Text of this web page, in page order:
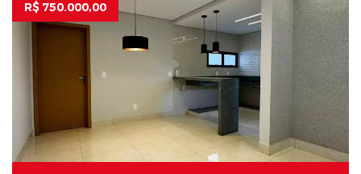
R$ 750.000,00